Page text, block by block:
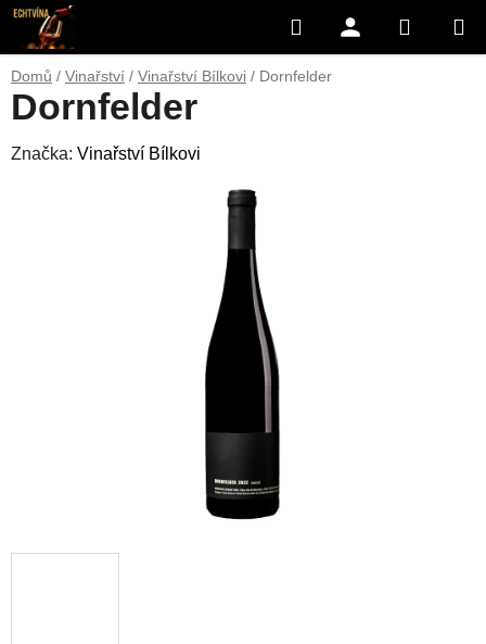
Přejít
obsah
Hledat
KOŠÍK
Domů / Vinařství / Vinařství Bílkovi / Dornfelder
Dornfelder
Značka: Vinařství Bílkovi